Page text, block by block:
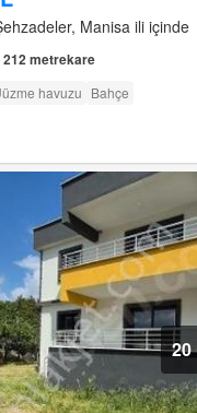
Manisa ili içinde
212 metrekare
havuzu Bahçe